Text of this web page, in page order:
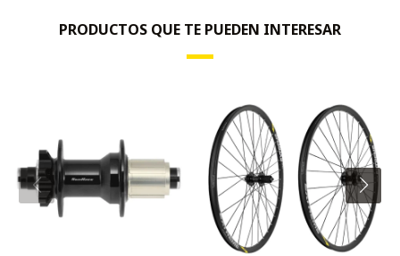
PRODUCTOS QUE TE PUEDEN INTERESAR